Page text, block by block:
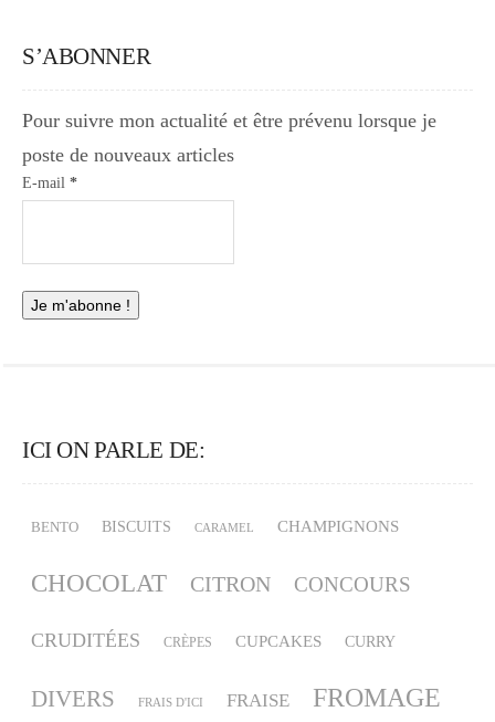
S’ABONNER
Pour suivre mon actualité et être prévenu lorsque je
poste de nouveaux articles
E-mail *
ICI ON PARLE DE:
BENTO BISCUITS CARAMEL CHAMPIGNONS
CHOCOLAT CITRON CONCOURS
CRUDITÉES CRÈPES CUPCAKES CURRY
DIVERS FRAIS D'ICI FRAISE FROMAGE